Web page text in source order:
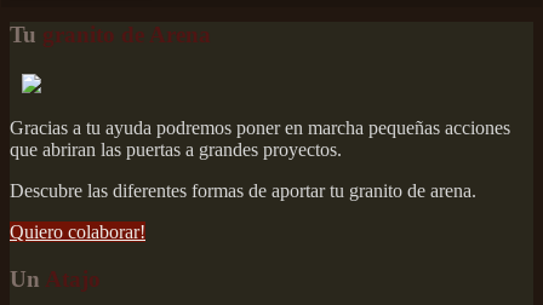
Tu granito de Arena
Gracias a tu ayuda podremos poner en marcha pequeñas acciones
que abriran las puertas a grandes proyectos.
Descubre las diferentes formas de aportar tu granito de arena.
Quiero colaborar!
Un Atajo